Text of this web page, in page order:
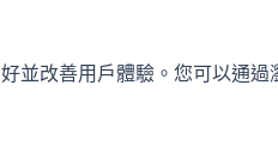
並改善用戶體驗。您可以通過